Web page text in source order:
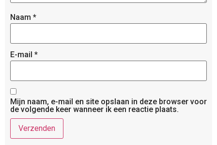
Naam *
E-mail *
Mijn naam, e-mail en site opslaan in deze browser voor
de volgende keer wanneer ik een reactie plaats.